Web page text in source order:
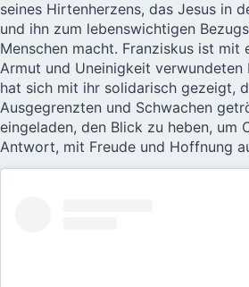
seines Hirtenherzens, das Jesus in
und ihn zum lebenswichtigen
Menschen macht. Franziskus ist mit
Armut und Uneinigkeit verwundeten
hat sich mit ihr solidarisch gezeigt,
Ausgegrenzten und Schwachen
eingeladen, den Blick zu heben, um
Antwort, mit Freude und Hoffnung